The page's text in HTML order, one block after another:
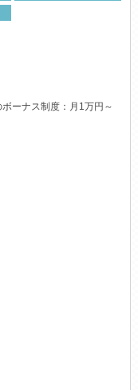
ーナス制度：月1万円～